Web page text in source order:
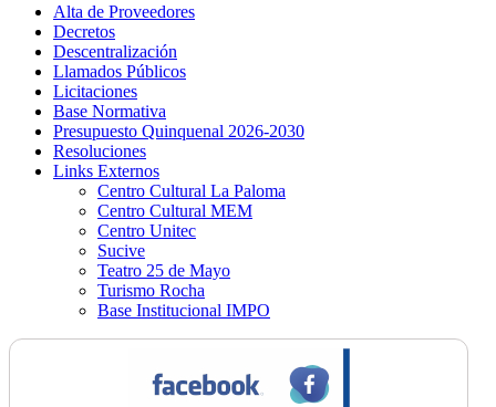
Alta de Proveedores
Decretos
Descentralización
Llamados Públicos
Licitaciones
Base Normativa
Presupuesto Quinquenal 2026-2030
Resoluciones
Links Externos
Centro Cultural La Paloma
Centro Cultural MEM
Centro Unitec
Sucive
Teatro 25 de Mayo
Turismo Rocha
Base Institucional IMPO